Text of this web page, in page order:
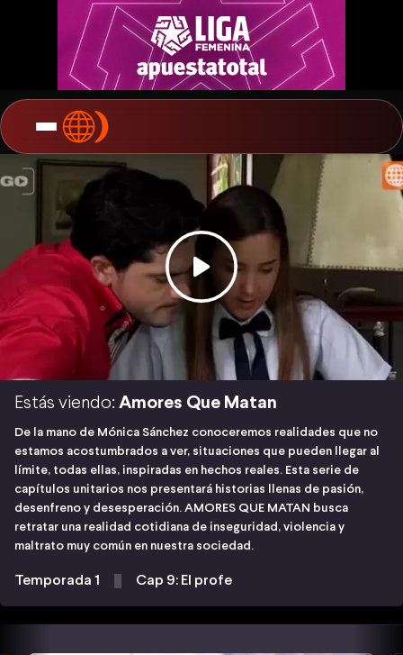
Estás viendo: Amores Que Matan
De la mano de Mónica Sánchez conoceremos realidades que no
estamos acostumbrados a ver, situaciones que pueden llegar al
límite, todas ellas, inspiradas en hechos reales. Esta serie de
capítulos unitarios nos presentará historias llenas de pasión,
desenfreno y desesperación. AMORES QUE MATAN busca
retratar una realidad cotidiana de inseguridad, violencia y
maltrato muy común en nuestra sociedad.
Temporada 1 Cap 9: El profe